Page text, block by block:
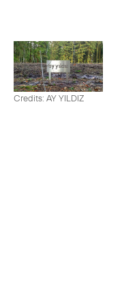
Credits: AY YILDIZ